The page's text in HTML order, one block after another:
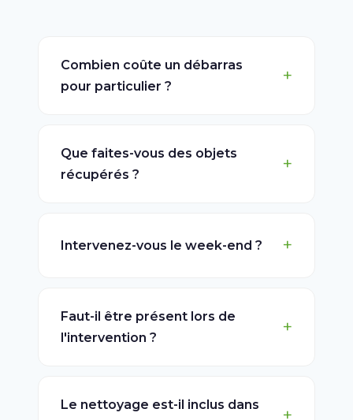
Combien coûte un débarras
pour particulier ?
Que faites-vous des objets
récupérés ?
Intervenez-vous le week-end ?
Faut-il être présent lors de
l'intervention ?
Le nettoyage est-il inclus dans